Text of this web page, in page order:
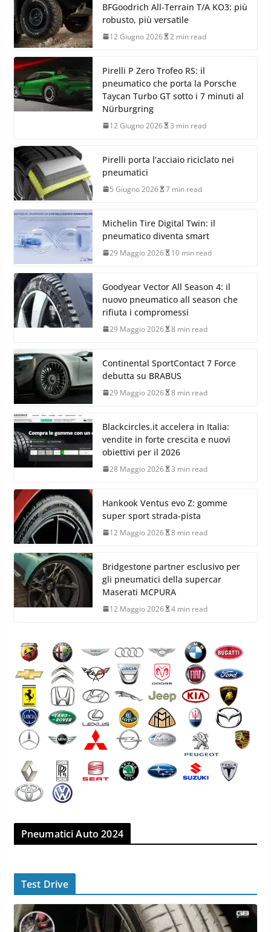
BFGoodrich All-Terrain T/A KO3: più
robusto, più versatile
12 Giugno 2026 2 min read
Pirelli P Zero Trofeo RS: il
pneumatico che porta la Porsche
Taycan Turbo GT sotto i 7 minuti al
Nürburgring
12 Giugno 2026 3 min read
Pirelli porta l’acciaio riciclato nei
pneumatici
5 Giugno 2026 7 min read
Michelin Tire Digital Twin: il
pneumatico diventa smart
29 Maggio 2026 10 min read
Goodyear Vector All Season 4: il
nuovo pneumatico all season che
rifiuta i compromessi
29 Maggio 2026 8 min read
Continental SportContact 7 Force
debutta su BRABUS
29 Maggio 2026 8 min read
Blackcircles.it accelera in Italia:
vendite in forte crescita e nuovi
obiettivi per il 2026
28 Maggio 2026 3 min read
Hankook Ventus evo Z: gomme
super sport strada-pista
12 Maggio 2026 8 min read
Bridgestone partner esclusivo per
gli pneumatici della supercar
Maserati MCPURA
12 Maggio 2026 4 min read
Pneumatici Auto 2024
Test Drive